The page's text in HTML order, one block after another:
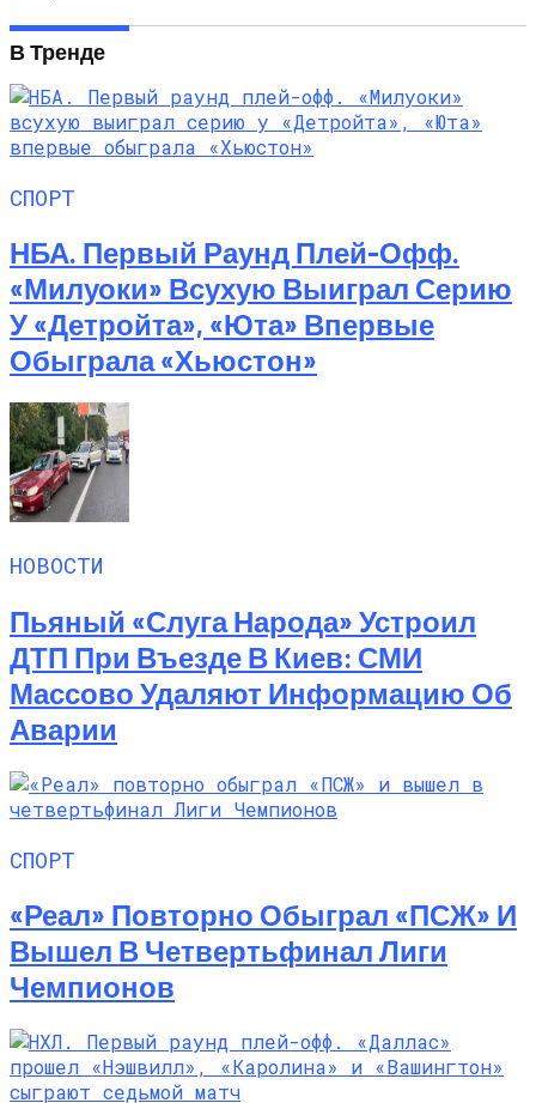
В Тренде
СПОРТ
НБА. Первый Раунд Плей-Офф.
«Милуоки» Всухую Выиграл Серию
У «Детройта», «Юта» Впервые
Обыграла «Хьюстон»
НОВОСТИ
Пьяный «слуга Народа» Устроил
ДТП При Въезде В Киев: СМИ
Массово Удаляют Информацию Об
Аварии
СПОРТ
«Реал» Повторно Обыграл «ПСЖ» И
Вышел В Четвертьфинал Лиги
Чемпионов